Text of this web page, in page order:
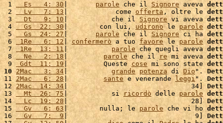
1
  Es   4: 30
| parole che il Signore aveva
2
  Lv   7: 13
|            come offerta , oltre le
3
  Dt   9: 10
|           che il Signore vi aveva
4
  Gs  22: 30
|        con lui, udirono le parole
5
  Gs  24: 27
| parole che il Signore ci ha
6 1Re   6: 12 | confermerò a tuo favore le parole
7
1Re  13: 11| parole che quegli aveva
8
  Ne   2: 18
| parole che il re mi aveva
9 Gdt  11: 19|         Queste cose mi sono state
10 2Mac   3: 34 | grande potenza di Dio ".
11 2Mac   6: 28 | sante e venerande leggi".
12 2Mac  14: 34 |                               34]
13
  Mt  26: 75
|           si ricordò delle parole
14
  Lc  19: 28
|                               28]
15
  Gv   6: 63
|        nulla; le parole che vi ho
16
  Gv   7:  9
|                                9]